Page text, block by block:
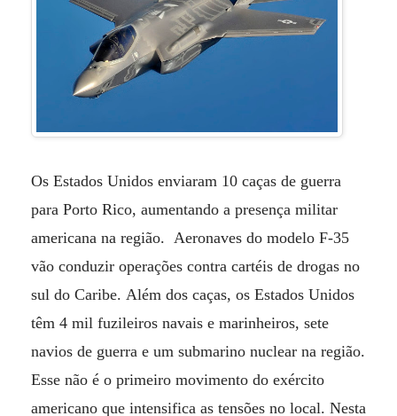
Os Estados Unidos enviaram 10 caças de guerra
para Porto Rico, aumentando a presença militar
americana na região. Aeronaves do modelo F-35
vão conduzir operações contra cartéis de drogas no
sul do Caribe. Além dos caças, os Estados Unidos
têm 4 mil fuzileiros navais e marinheiros, sete
navios de guerra e um submarino nuclear na região.
Esse não é o primeiro movimento do exército
americano que intensifica as tensões no local. Nesta